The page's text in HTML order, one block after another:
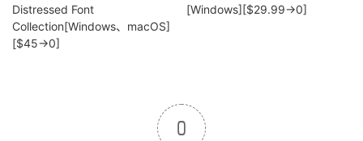
Distressed Font
Collection[Windows、macOS]
[$45→0]
[Windows][$29.99→0]
0